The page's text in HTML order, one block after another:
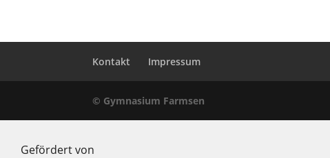
Kontakt Impressum
© Gymnasium Farmsen
Gefördert von